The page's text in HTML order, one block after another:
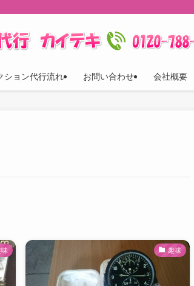
ション代行流れ お問い合わせ 会社概要
味 趣味